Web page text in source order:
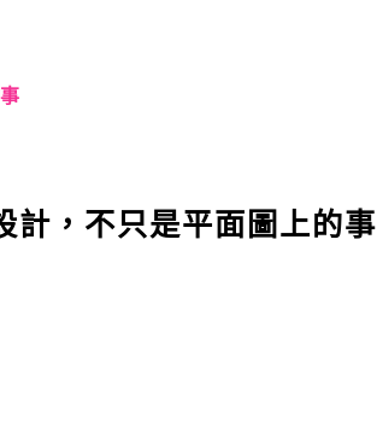
計，不只是平面圖上的事